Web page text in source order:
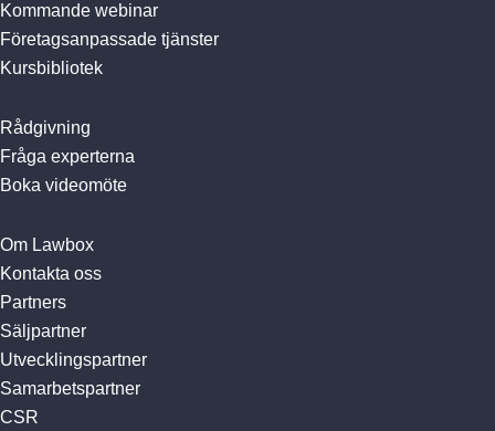
Kommande webinar
Företagsanpassade tjänster
Kursbibliotek
Rådgivning
Fråga experterna
Boka videomöte
Om Lawbox
Kontakta oss
Partners
Säljpartner
Utvecklingspartner
Samarbetspartner
CSR